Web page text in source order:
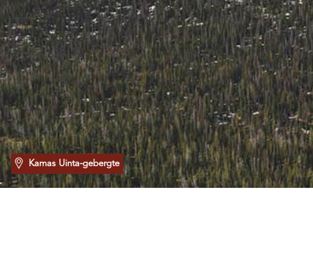
Kamas Uinta-gebergte